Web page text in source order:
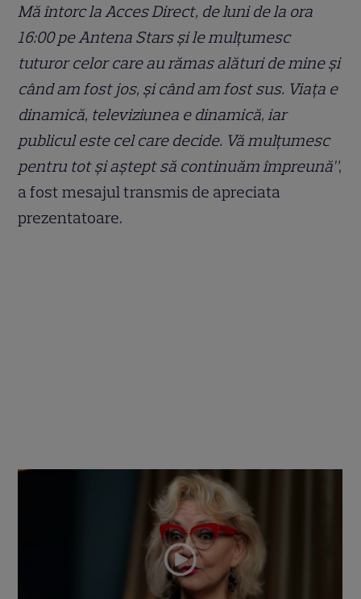
Mă întorc la Acces Direct, de luni de la ora
16:00 pe Antena Stars și le mulțumesc
tuturor celor care au rămas alături de mine și
când am fost jos, și când am fost sus. Viața e
dinamică, televiziunea e dinamică, iar
publicul este cel care decide. Vă mulțumesc
pentru tot și aştept să continuăm împreună”,
a fost mesajul transmis de apreciata
prezentatoare.